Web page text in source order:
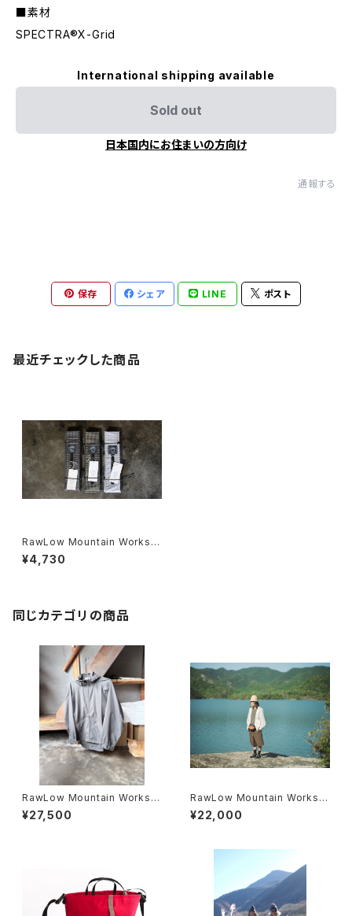
■素材
SPECTRA®X-Grid
International shipping available
Sold out
日本国内にお住まいの方向け
通報する
保存 シェア LINE ポスト
最近チェックした商品
RawLow Mountain Works |
Hikers Seat
¥4,730
同じカテゴリの商品
RawLow Mountain Works |
Airy Hoodie
¥27,500
RawLow Mountain Works |
Hiker Gurkha Pants
¥22,000